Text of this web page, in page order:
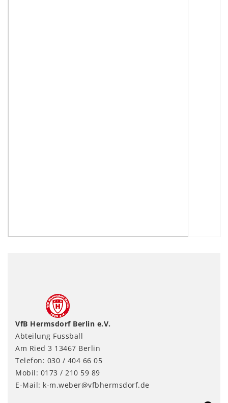
VfB Hermsdorf Berlin e.V.
Abteilung Fussball
Am Ried 3 13467 Berlin
Telefon: 030 / 404 66 05
Mobil: 0173 / 210 59 89
E-Mail: k-m.weber@vfbhermsdorf.de